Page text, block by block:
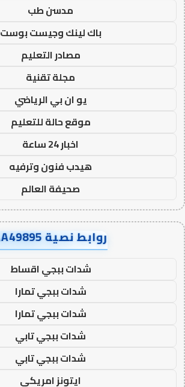
مدسن طب
باك لينك وجيست بوست
مصادر التعليم
مجلة تقنية
يو ان بي الرياضي
موقع حالة للتعليم
اخبار 24 ساعة
هيدب فنون وترفيه
صحيفة العالم
روابط نصية AA49895
شدات ببجي اقساط
شدات ببجي تمارا
شدات ببجي تمارا
شدات ببجي تابي
شدات ببجي تابي
ايتونز امريكي